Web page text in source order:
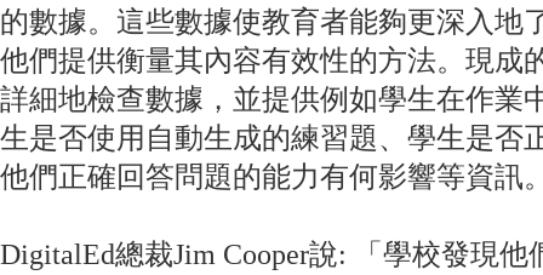
的數據。這些數據使教育者能夠更深入地
他們提供衡量其內容有效性的方法。現成
詳細地檢查數據，並提供例如學生在作業
生是否使用自動生成的練習題、學生是否
他們正確回答問題的能力有何影響等資訊
DigitalEd總裁Jim Cooper說: 「學校發現